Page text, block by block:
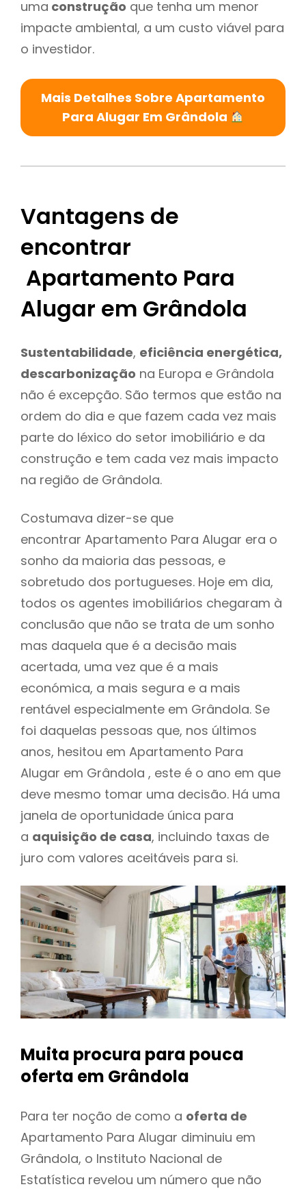
uma construção que tenha um menor
impacte ambiental, a um custo viável para
o investidor.
Mais Detalhes Sobre Apartamento
Para Alugar Em Grândola
Vantagens de
encontrar
Apartamento Para
Alugar em Grândola
Sustentabilidade, eficiência energética,
descarbonização na Europa e Grândola
não é excepção. São termos que estão na
ordem do dia e que fazem cada vez mais
parte do léxico do setor imobiliário e da
construção e tem cada vez mais impacto
na região de Grândola.
Costumava dizer-se que
encontrar Apartamento Para Alugar era o
sonho da maioria das pessoas, e
sobretudo dos portugueses. Hoje em dia,
todos os agentes imobiliários chegaram à
conclusão que não se trata de um sonho
mas daquela que é a decisão mais
acertada, uma vez que é a mais
económica, a mais segura e a mais
rentável especialmente em Grândola. Se
foi daquelas pessoas que, nos últimos
anos, hesitou em Apartamento Para
Alugar em Grândola , este é o ano em que
deve mesmo tomar uma decisão. Há uma
janela de oportunidade única para
a aquisição de casa, incluindo taxas de
juro com valores aceitáveis para si.
Muita procura para pouca
oferta em Grândola
Para ter noção de como a oferta de
Apartamento Para Alugar diminuiu em
Grândola, o Instituto Nacional de
Estatística revelou um número que não